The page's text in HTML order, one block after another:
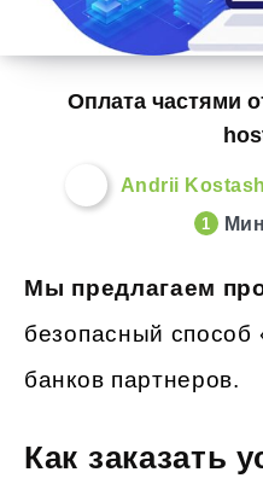
Оплата частями
Andrii
1
Мы предлагаем
безопасный способ
банков партнеров.
Как заказать